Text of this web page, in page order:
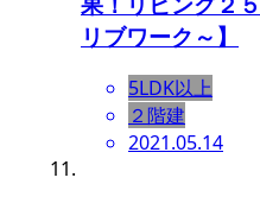
リブワーク～】
5LDK以上
２階建
2021.05.14